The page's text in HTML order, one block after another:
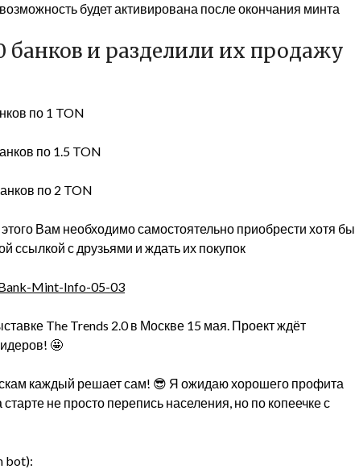
будет активирована после окончания минта
банков и разделили их продажу
по 1 TON
по 1.5 TON
по 2 TON
Вам необходимо самостоятельно приобрести хотя бы
ссылкой с друзьями и ждать их покупок
Mint-Info-05-03
The Trends 2.0 в Москве 15 мая. Проект ждёт
🤩
каждый решает сам! 😎 Я ожидаю хорошего профита
не просто перепись населения, но по копеечке с
bot):